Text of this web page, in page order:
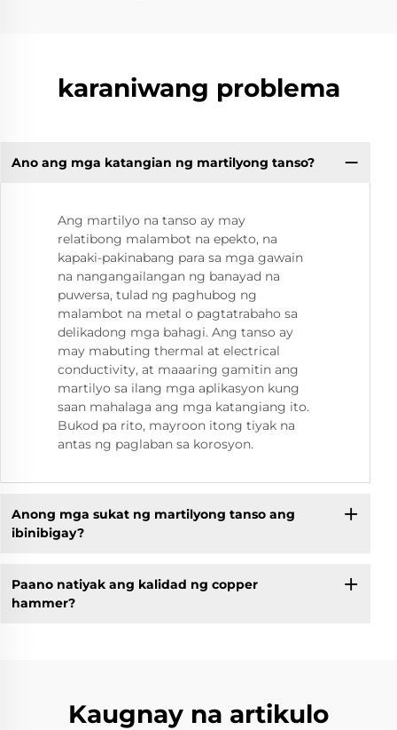
karaniwang problema
Ano ang mga katangian ng martilyong tanso?
Ang martilyo na tanso ay may
relatibong malambot na epekto, na
kapaki-pakinabang para sa mga gawain
na nangangailangan ng banayad na
puwersa, tulad ng paghubog ng
malambot na metal o pagtatrabaho sa
delikadong mga bahagi. Ang tanso ay
may mabuting thermal at electrical
conductivity, at maaaring gamitin ang
martilyo sa ilang mga aplikasyon kung
saan mahalaga ang mga katangiang ito.
Bukod pa rito, mayroon itong tiyak na
antas ng paglaban sa korosyon.
Anong mga sukat ng martilyong tanso ang
ibinibigay?
Paano natiyak ang kalidad ng copper
hammer?
Kaugnay na artikulo